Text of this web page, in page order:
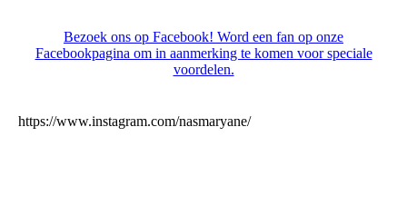
Bezoek ons op Facebook! Word een fan op onze
Facebookpagina om in aanmerking te komen voor speciale
voordelen.
https://www.instagram.com/nasmaryane/